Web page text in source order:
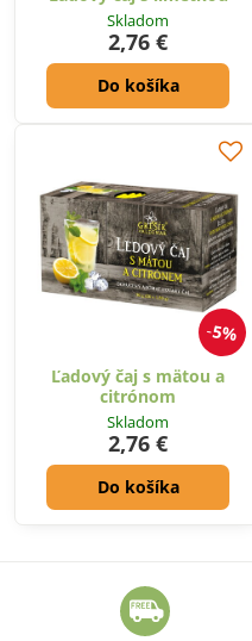
Skladom
2,76 €
Do košíka
5%
Ľadový čaj s mätou a
citrónom
Skladom
2,76 €
Do košíka